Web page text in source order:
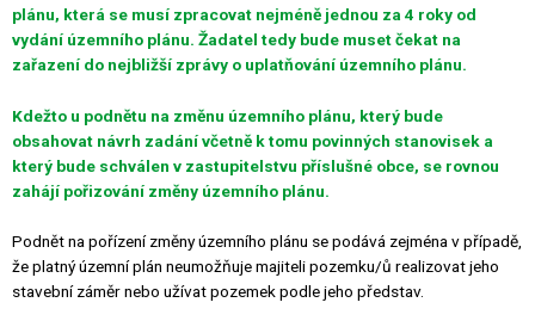
plánu, která se musí zpracovat nejméně jednou za 4 roky od
vydání územního plánu. Žadatel tedy bude muset čekat na
zařazení do nejbližší zprávy o uplatňování územního plánu.
Kdežto u podnětu na změnu územního plánu, který bude
obsahovat návrh zadání včetně k tomu povinných stanovisek a
který bude schválen v zastupitelstvu příslušné obce, se rovnou
zahájí pořizování změny územního plánu.
Podnět na pořízení změny územního plánu se podává zejména v případě,
že platný územní plán neumožňuje majiteli pozemku/ů realizovat jeho
stavební záměr nebo užívat pozemek podle jeho představ.